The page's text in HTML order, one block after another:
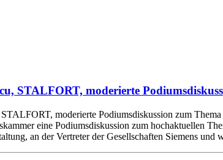
STALFORT, moderierte
moderierte Podiumsdiskussion zum
eine Podiumsdiskussion zum hochaktuellen
an der Vertreter der Gesellschaften Siemens